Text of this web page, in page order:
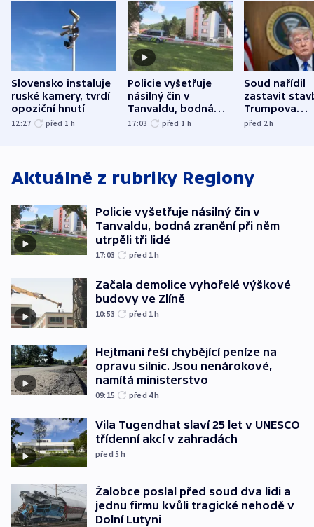
Slovensko instaluje
ruské kamery, tvrdí
opoziční hnutí
12:27 před 1 h
Policie vyšetřuje
násilný čin v
Tanvaldu, bodná
zranění při něm
17:03 před 1 h
Soud nařídil
zastavit
Trumpova
tanečního
před 2h
Aktuálně z rubriky Regiony
Policie vyšetřuje násilný čin v
Tanvaldu, bodná zranění při něm
utrpěli tři lidé
17:03 před 1h
Začala demolice vyhořelé výškové
budovy ve Zlíně
10:53 před 1h
Hejtmani řeší chybějící peníze na
opravu silnic. Jsou nenárokové,
namítá ministerstvo
09:15 před 4h
Vila Tugendhat slaví 25 let v UNESCO
třídenní akcí v zahradách
před 5h
Žalobce poslal před soud dva lidi a
jednu firmu kvůli tragické nehodě v
Dolní Lutyni